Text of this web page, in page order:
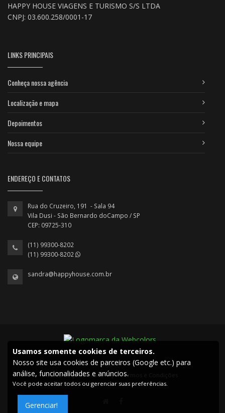
HAPPY HOUSE VIAGENS E TURISMO S/S LTDA
CNPJ: 03.600.258/0001-17
LINKS PRINCIPAIS
Conheça nossa agência
Localização e mapa
Depoimentos
Nossa equipe
ENDEREÇO E CONTATOS
Rua do Cruzeiro, 191 - Sala 94
Vila Dusi - São Bernardo doCampo / SP
CEP: 09725-310
(11) 99300-8202
(11) 99300-8202
sandra@happyhouse.com.br
Política de privacidade |
Termos e Condições
2026 © Todos os direitos reservados.
Usamos somente cookies de terceiros.
Nosso site usa cookies de parceiros (Google etc.) para
análise, funcionalidades e anúncios.
Você pode aceitar todos ou gerenciar suas preferências.
Gerenciar!